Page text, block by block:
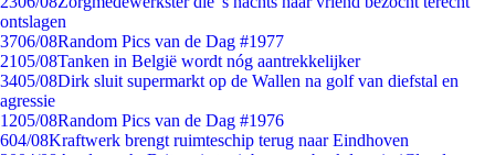
ontslagen
3706/08Random Pics van de Dag #1977
2105/08Tanken in België wordt nóg aantrekkelijker
3405/08Dirk sluit supermarkt op de Wallen na golf van diefstal en
agressie
1205/08Random Pics van de Dag #1976
604/08Kraftwerk brengt ruimteschip terug naar Eindhoven